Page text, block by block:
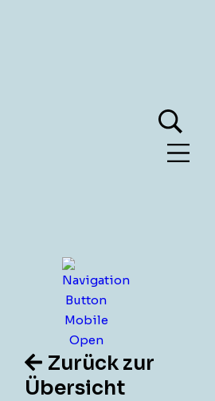
Zurück zur
Übersicht